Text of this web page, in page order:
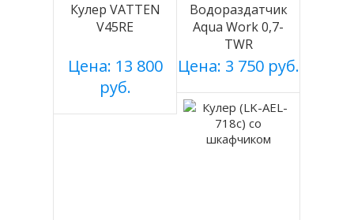
Кулер VATTEN
V45RE
Цена: 13 800
руб.
Водораздатчик
Aqua Work 0,7-
TWR
Цена: 3 750 руб.